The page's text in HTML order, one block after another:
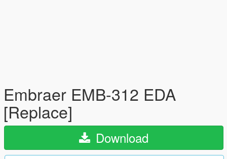
Embraer EMB-312 EDA
[Replace]
Download